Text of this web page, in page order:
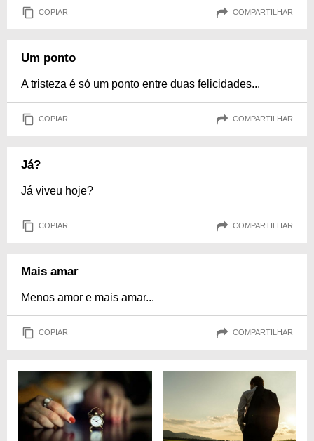
COPIAR COMPARTILHAR
Um ponto
A tristeza é só um ponto entre duas felicidades...
COPIAR COMPARTILHAR
Já?
Já viveu hoje?
COPIAR COMPARTILHAR
Mais amar
Menos amor e mais amar...
COPIAR COMPARTILHAR